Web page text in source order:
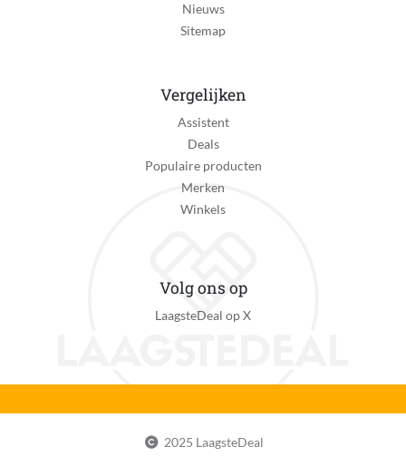
Nieuws
Sitemap
Vergelijken
Assistent
Deals
Populaire producten
Merken
Winkels
Volg ons op
LaagsteDeal op X
2025 LaagsteDeal